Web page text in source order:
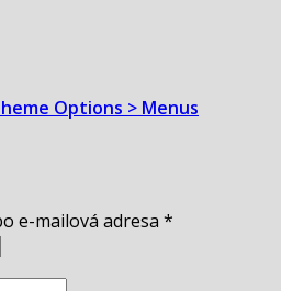
Options > Menus
e-mailová adresa *